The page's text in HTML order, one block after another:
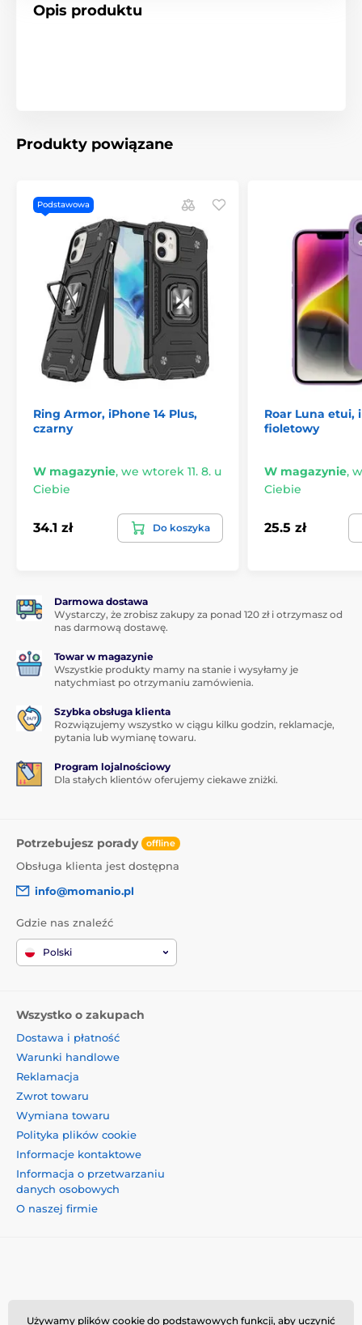
Opis produktu
Produkty powiązane
Podstawowa
Ring Armor, iPhone 14 Plus,
czarny
W magazynie, we wtorek 11. 8. u
Ciebie
34.1 zł Do koszyka
Roar Luna etui,
fioletowy
W magazynie,
Ciebie
25.5 zł
Darmowa dostawa
Wystarczy, że zrobisz zakupy za ponad 120 zł i otrzymasz od
nas darmową dostawę.
Towar w magazynie
Wszystkie produkty mamy na stanie i wysyłamy je
natychmiast po otrzymaniu zamówienia.
Szybka obsługa klienta
Rozwiązujemy wszystko w ciągu kilku godzin, reklamacje,
pytania lub wymianę towaru.
Program lojalnościowy
Dla stałych klientów oferujemy ciekawe zniżki.
Potrzebujesz porady offline
Obsługa klienta jest dostępna
info@momanio.pl
Gdzie nas znaleźć
Polski
Wszystko o zakupach
Dostawa i płatność
Warunki handlowe
Reklamacja
Zwrot towaru
Wymiana towaru
Polityka plików cookie
Informacje kontaktowe
Informacja o przetwarzaniu
danych osobowych
O naszej firmie
Momanio s.r.o., Okružní 361/14, 74718, Píšť, Czechy,
Używamy plików cookie do podstawowych funkcji, aby uczynić